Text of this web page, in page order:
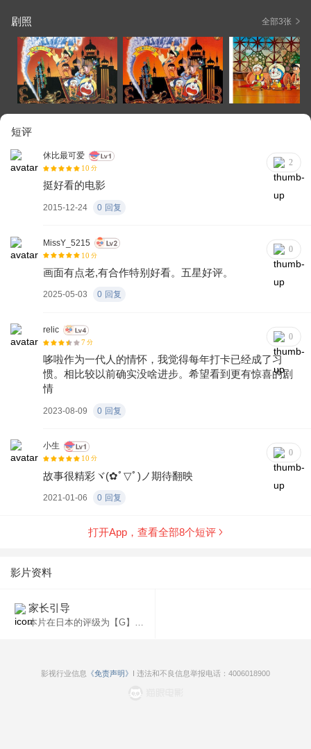
抢夺黄金宫的奴隶贩子和四十大盗，大雄一行人将如何化险为
夷……大山信代、小原乃梨子、野村道子、立壁和也、肝付兼
太
剧照 全部3张
短评
休比最可爱
10 分
2
挺好看的电影
2015-12-24 0 回复
MissY_5215
10 分
0
画面有点老,有合作特别好看。五星好评。
2025-05-03 0 回复
relic
7 分
0
哆啦作为一代人的情怀，我觉得每年打卡已经成了习
惯。相比较以前确实没啥进步。希望看到更有惊喜的剧
情
2023-08-09 0 回复
小生
10 分
0
故事很精彩ヾ(✿ﾟ▽ﾟ)ノ期待翻映
2021-01-06 0 回复
打开App，查看全部8个短评
影片资料
家长引导
影视行业信息 《免责声明》 I 违法和不良信息举报电话：4006018900